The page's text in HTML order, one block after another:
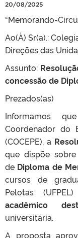
20/08/2025
“Memorando-
Ao(À) Sr(a).:
Direções das
Assunto:
concessão de
Prezados(as)
Informamos
Coordenador do
(COCEPE), a
que dispõe
de Diploma de
cursos de
Pelotas
acadêmico
universitária.
A proposta